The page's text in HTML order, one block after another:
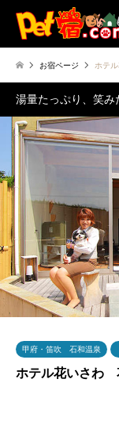
お宿ページ ホテ
湯量たっぷり、笑
甲府・笛吹 石和温泉
ホテル花いさわ